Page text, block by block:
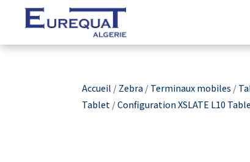
Accueil /Zebra/Terminaux mobiles /
Tablet/Configuration XSLATE L10